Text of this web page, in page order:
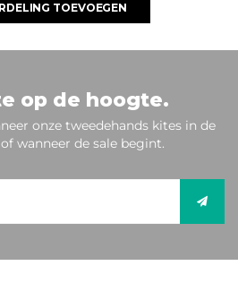
TOEVOEGEN
op de hoogte.
onze tweedehands kites in de
wanneer de sale begint.